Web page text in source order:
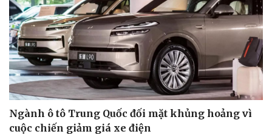
Ngành ô tô Trung Quốc đối mặt khủng hoảng vì
cuộc chiến giảm giá xe điện